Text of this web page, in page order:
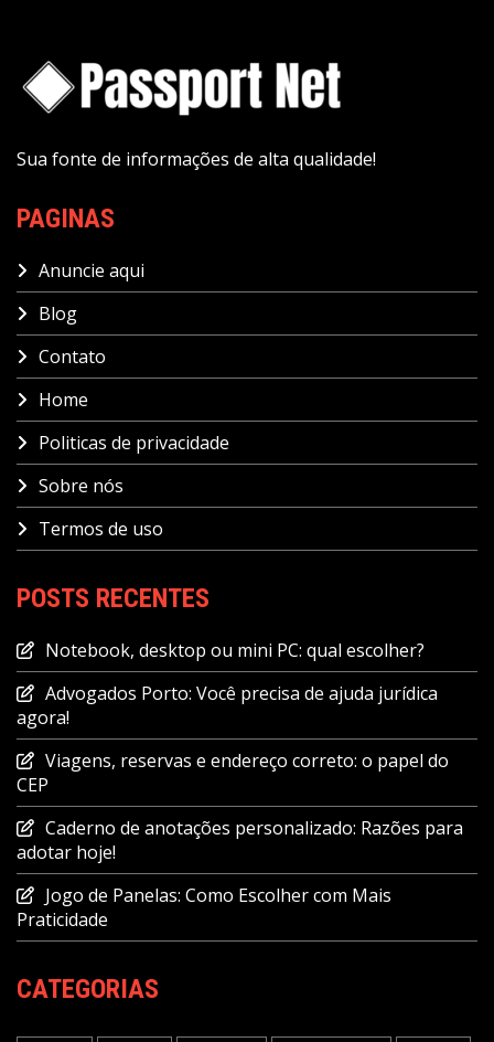
Sua fonte de informações de alta qualidade!
PAGINAS
Anuncie aqui
Blog
Contato
Home
Politicas de privacidade
Sobre nós
Termos de uso
POSTS RECENTES
Notebook, desktop ou mini PC: qual escolher?
Advogados Porto: Você precisa de ajuda jurídica
agora!
Viagens, reservas e endereço correto: o papel do
CEP
Caderno de anotações personalizado: Razões para
adotar hoje!
Jogo de Panelas: Como Escolher com Mais
Praticidade
CATEGORIAS